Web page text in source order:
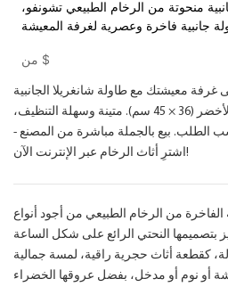
منحوتة من الرخام الطبيعي تشونفو،
جانبية فاخرة وعصرية لغرفة المعيشة
$
معيشتك مع طاولة شانغريلا الجانبية
الفاخرة المصنوعة من الرخام الأخضر (36 × 45 سم). متينة وسهلة التنظيف،
بيع بالجملة مباشرة من المصنع -
اشترِ أثاث الرخام عبر الإنترنت الآن!
الفاخرة من الرخام الطبيعي من أجود أنواع
بتصميمها النحتي الرائع على شكل الساعة
كقطعة أثاث حجرية راقية، لمسة جمالية
أو نوم أو مدخل، بفضل عروقها الخضراء